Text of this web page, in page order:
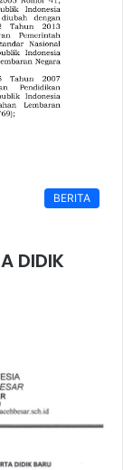
BERITA
DIDIK